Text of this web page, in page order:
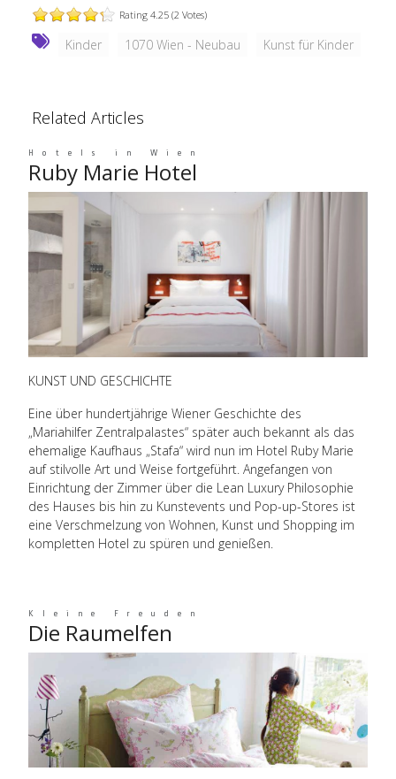
Rating 4.25 (2 Votes)
Kinder 1070 Wien - Neubau Kunst für Kinder
Related Articles
Hotels in Wien
Ruby Marie Hotel
KUNST UND GESCHICHTE
Eine über hundertjährige Wiener Geschichte des
„Mariahilfer Zentralpalastes“ später auch bekannt als das
ehemalige Kaufhaus „Stafa“ wird nun im Hotel Ruby Marie
auf stilvolle Art und Weise fortgeführt. Angefangen von
Einrichtung der Zimmer über die Lean Luxury Philosophie
des Hauses bis hin zu Kunstevents und Pop-up-Stores ist
eine Verschmelzung von Wohnen, Kunst und Shopping im
kompletten Hotel zu spüren und genießen.
Kleine Freuden
Die Raumelfen